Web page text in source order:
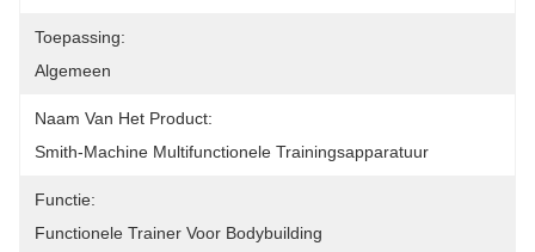
Toepassing:
Algemeen
Naam Van Het Product:
Smith-Machine Multifunctionele Trainingsapparatuur
Functie:
Functionele Trainer Voor Bodybuilding